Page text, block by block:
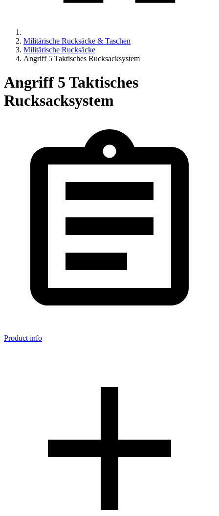
Militärische Rucksäcke & Taschen
Militärische Rucksäcke
Angriff 5 Taktisches Rucksacksystem
Angriff 5 Taktisches
Rucksacksystem
Product info